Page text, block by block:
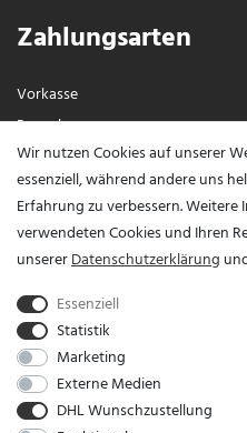
Zahlungsarten
Vorkasse
Paypal
Visa / Mastercard
Vertrag
Unser Unternehmen sammelt über den
Wir nutzen Cookies auf unserer
essenziell, während andere uns
Erfahrung zu verbessern.
verwendeten Cookies und Ihren
unsererDaten­schutz­erklärung
Essenziell
Statistik
Marketing
Externe Medien
DHL Wunschzustellung